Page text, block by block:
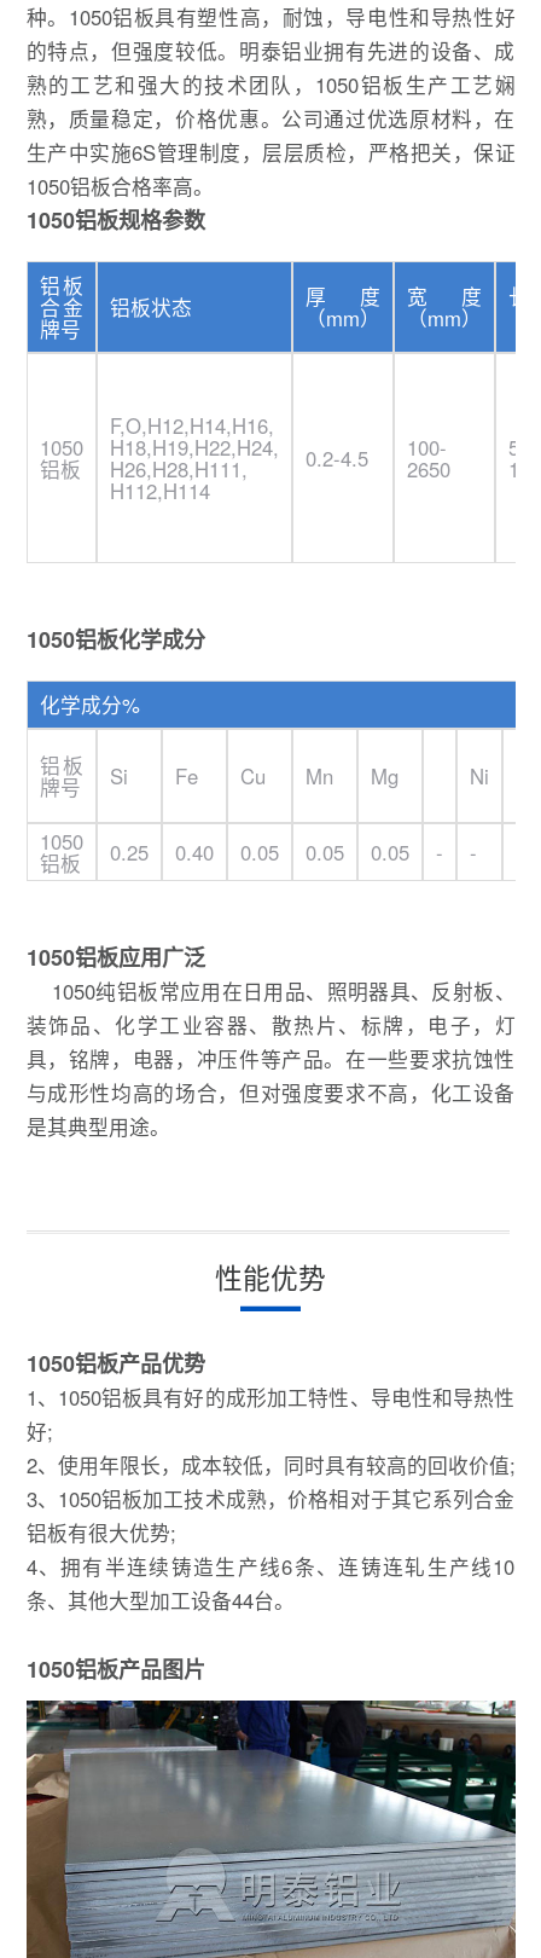
种。1050铝板具有塑性高，耐蚀，导电性和导热性好
的特点，但强度较低。明泰铝业拥有先进的设备、成
熟的工艺和强大的技术团队，1050铝板生产工艺娴
熟，质量稳定，价格优惠。公司通过优选原材料，在
生产中实施6S管理制度，层层质检，严格把关，保证
1050铝板合格率高。
1050铝板规格参数
铝板
合金
牌号
铝板状态 厚度
（mm）
宽度
（mm）
1050
铝板
F,O,H12,H14,H16,
H18,H19,H22,H24,
H26,H28,H111,
H112,H114
0.2-4.5 100-
2650
1050铝板化学成分
化学成分%
铝板
牌号 Si Fe Cu Mn Mg Ni
1050
铝板 0.25 0.40 0.05 0.05 0.05 - -
1050铝板应用广泛
1050纯铝板常应用在日用品、照明器具、反射板、
装饰品、化学工业容器、散热片、标牌，电子，灯
具，铭牌，电器，冲压件等产品。在一些要求抗蚀性
与成形性均高的场合，但对强度要求不高，化工设备
是其典型用途。
性能优势
1050铝板产品优势
1、1050铝板具有好的成形加工特性、导电性和导热性
好;
2、使用年限长，成本较低，同时具有较高的回收价值;
3、1050铝板加工技术成熟，价格相对于其它系列合金
铝板有很大优势;
4、拥有半连续铸造生产线6条、连铸连轧生产线10
条、其他大型加工设备44台。
1050铝板产品图片